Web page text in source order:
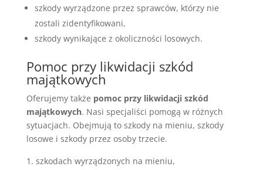
szkody wyrządzone przez sprawców, którzy nie
zostali zidentyfikowani,
szkody wynikające z okoliczności losowych.
Pomoc przy likwidacji szkód
majątkowych
Oferujemy także pomoc przy likwidacji szkód
majątkowych. Nasi specjaliści pomogą w różnych
sytuacjach. Obejmują to szkody na mieniu, szkody
losowe i szkody przez osoby trzecie.
szkodach wyrządzonych na mieniu,